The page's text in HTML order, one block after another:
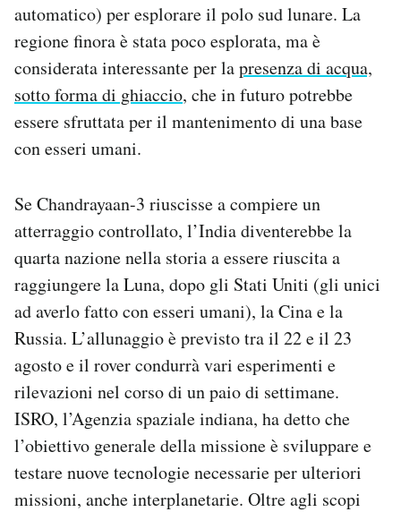
CALENDARIO
AREA PERSONALE
Area Personale
Newsletter
Hai bisogno di aiuto?
Esci
automatico) per esplorare il polo sud lunare. La
regione finora è stata poco esplorata, ma è
considerata interessante per lapresenza di acqua,
sotto forma di ghiaccio, che in futuro potrebbe
essere sfruttata per il mantenimento di una base
con esseri umani.
Se Chandrayaan-3 riuscisse a compiere un
atterraggio controllato, l’India diventerebbe la
quarta nazione nella storia a essere riuscita a
raggiungere la Luna, dopo gli Stati Uniti (gli unici
ad averlo fatto con esseri umani), la Cina e la
Russia. L’allunaggio è previsto tra il 22 e il 23
agosto e il rover condurrà vari esperimenti e
rilevazioni nel corso di un paio di settimane.
ISRO, l’Agenzia spaziale indiana, ha detto che
l’obiettivo generale della missione è sviluppare e
testare nuove tecnologie necessarie per ulteriori
missioni, anche interplanetarie. Oltre agli scopi